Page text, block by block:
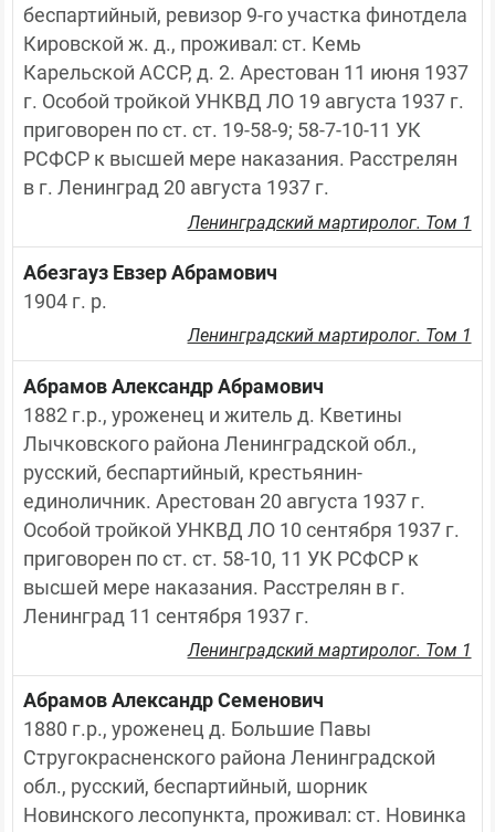
беспартийный, ревизор 9-го участка финотдела
Кировской ж. д., проживал: ст. Кемь
Карельской АССР, д. 2. Арестован 11 июня 1937
г. Особой тройкой УНКВД ЛО 19 августа 1937 г.
приговорен по ст. ст. 19-58-9; 58-7-10-11 УК
РСФСР к высшей мере наказания. Расстрелян
в г. Ленинград 20 августа 1937 г.
Ленинградский мартиролог. Том 1
Абезгауз Евзер Абрамович
1904 г. р.
Ленинградский мартиролог. Том 1
Абрамов Александр Абрамович
1882 г.р., уроженец и житель д. Кветины
Лычковского района Ленинградской обл.,
русский, беспартийный, крестьянин-
единоличник. Арестован 20 августа 1937 г.
Особой тройкой УНКВД ЛО 10 сентября 1937 г.
приговорен по ст. ст. 58-10, 11 УК РСФСР к
высшей мере наказания. Расстрелян в г.
Ленинград 11 сентября 1937 г.
Ленинградский мартиролог. Том 1
Абрамов Александр Семенович
1880 г.р., уроженец д. Большие Павы
Стругокрасненского района Ленинградской
обл., русский, беспартийный, шорник
Новинского лесопункта, проживал: ст. Новинка